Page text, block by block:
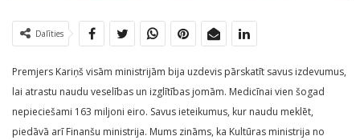
Dalīties
Premjers Kariņš visām ministrijām bija uzdevis pārskatīt savus izdevumus,
lai atrastu naudu veselības un izglītības jomām. Medicīnai vien šogad
nepieciešami 163 miljoni eiro. Savus ieteikumus, kur naudu meklēt,
piedāvā arī Finanšu ministrija. Mums zināms, ka Kultūras ministrija no